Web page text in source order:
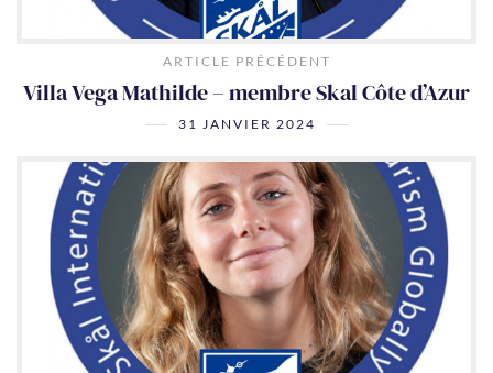
ARTICLE PRÉCÉDENT
Villa Vega Mathilde – membre Skal Côte d’Azur
31 JANVIER 2024